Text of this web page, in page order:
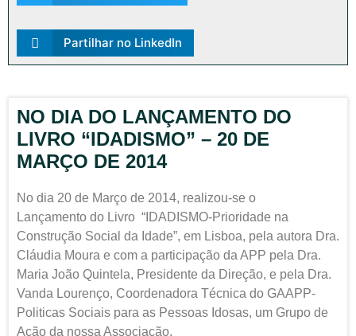
Partilhar no LinkedIn
NO DIA DO LANÇAMENTO DO
LIVRO “IDADISMO” – 20 DE
MARÇO DE 2014
No dia 20 de Março de 2014, realizou-se o
Lançamento do Livro “IDADISMO-Prioridade na
Construção Social da Idade”, em Lisboa, pela autora Dra.
Cláudia Moura e com a participação da APP pela Dra.
Maria João Quintela, Presidente da Direção, e pela Dra.
Vanda Lourenço, Coordenadora Técnica do GAAPP-
Politicas Sociais para as Pessoas Idosas, um Grupo de
Ação da nossa Associação.